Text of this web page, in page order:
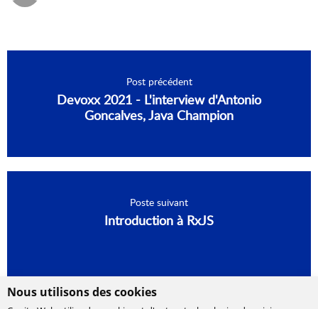
Nous utilisons des cookies
Post précédent
Devoxx 2021 - L'interview d'Antonio
Goncalves, Java Champion
Poste suivant
Introduction à RxJS